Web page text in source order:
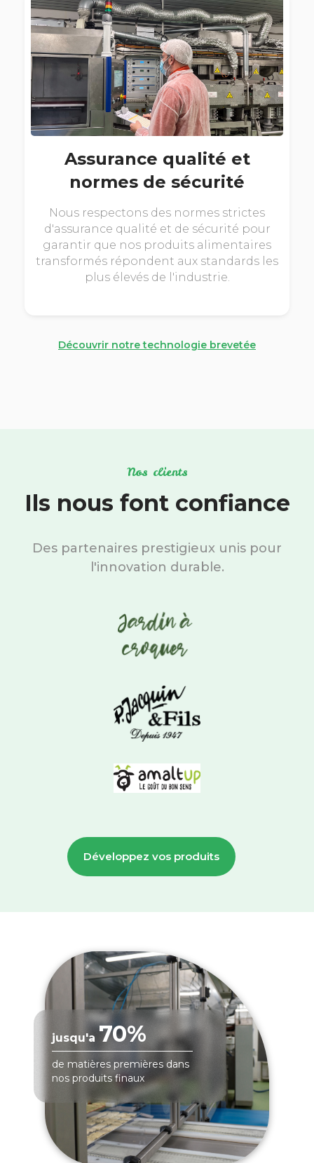
Assurance qualité et
normes de sécurité
Nous respectons des normes strictes
d'assurance qualité et de sécurité pour
garantir que nos produits alimentaires
transformés répondent aux standards les
plus élevés de l'industrie.
Découvrir notre technologie brevetée
Nos clients
Ils nous font confiance
Des partenaires prestigieux unis pour
l'innovation durable.
Développez vos produits
jusqu'a 70%
de matières premières dans
nos produits finaux